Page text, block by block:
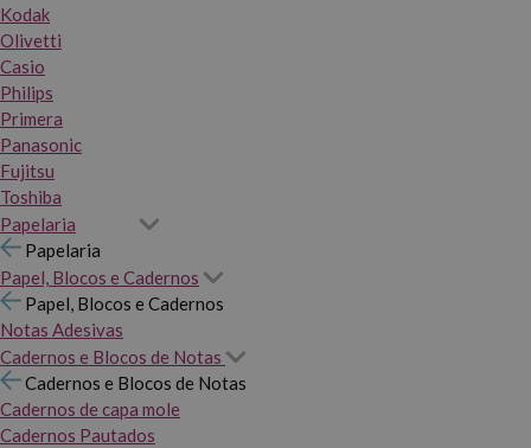
Kodak
Olivetti
Casio
Philips
Primera
Panasonic
Fujitsu
Toshiba
Papelaria
Papelaria
Papel, Blocos e Cadernos
Papel, Blocos e Cadernos
Notas Adesivas
Cadernos e Blocos de Notas
Cadernos e Blocos de Notas
Cadernos de capa mole
Cadernos Pautados